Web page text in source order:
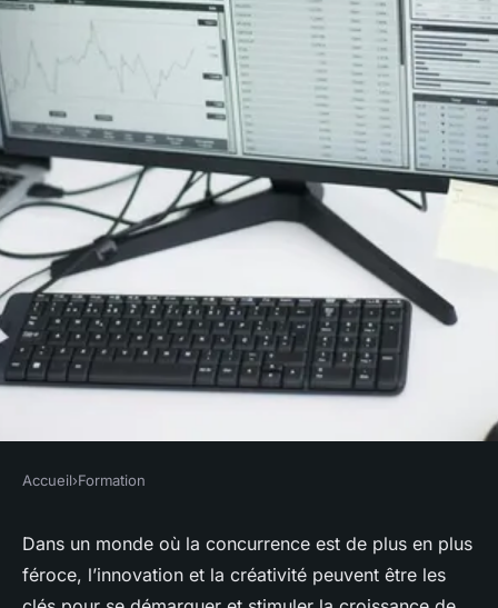
Les formations en innovation
et créativité pour stimuler la
Accueil›Formation
Dans un monde où la concurrence est de plus en plus
féroce, l’innovation et la créativité peuvent être les